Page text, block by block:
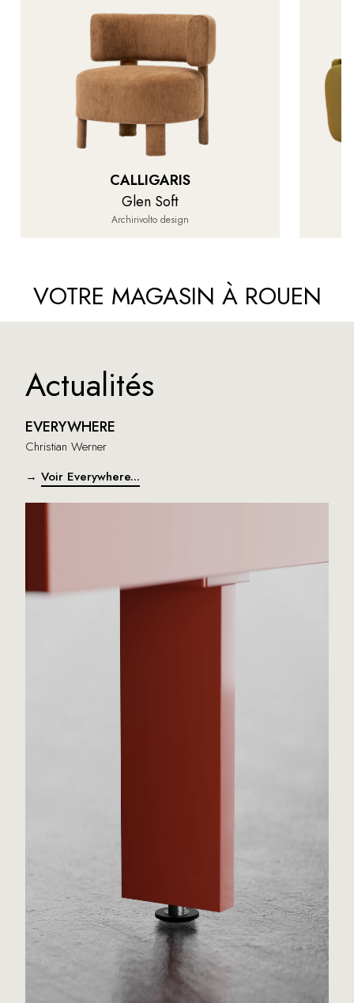
CALLIGARIS
Glen Soft
Archirivolto design
VOTRE MAGASIN À ROUEN
Actualités
EVERYWHERE
Christian Werner
→ Voir Everywhere...